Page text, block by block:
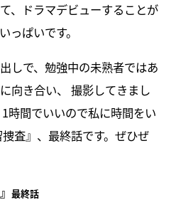
、ドラマデビューすることが
っぱいです。
しで、勉強中の未熟者ではあ
向き合い、 撮影してきまし
時間でいいので私に時間をい
査』、最終話です。ぜひぜ
』 最終話